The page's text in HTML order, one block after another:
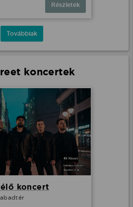
Részletek
Továbbiak
koncertek
koncert